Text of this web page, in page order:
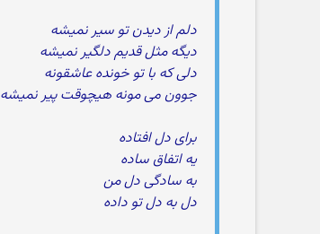
دلم از دیدن تو سیر نمیشه
دیگه مثل قدیم دلگیر نمیشه
دلی که با تو خونده عاشقونه
جوون می مونه هیچوقت پیر نمیشه
برای دل افتاده
یه اتفاق ساده
به سادگی دل من
دل به دل تو داده